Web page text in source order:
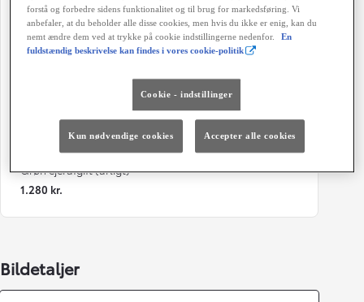
Karosseri
Hatchback 5-dørs
Hestekræfter
116 HK
Automatisk gearkasse
Farve
Night Sky Black
Grøn ejerafgift (årligt)
1.280 kr.
Bildetaljer
forstå og forbedre sidens funktionalitet og til brug for markedsføring. Vi
anbefaler, at du beholder alle disse cookies, men hvis du ikke er enig, kan du
nemt ændre dem ved at trykke på cookie indstillingerne nedenfor.
En
fuldstændig beskrivelse kan findes i vores cookie-politik
Cookie - indstillinger
Kun nødvendige cookies Accepter alle cookies